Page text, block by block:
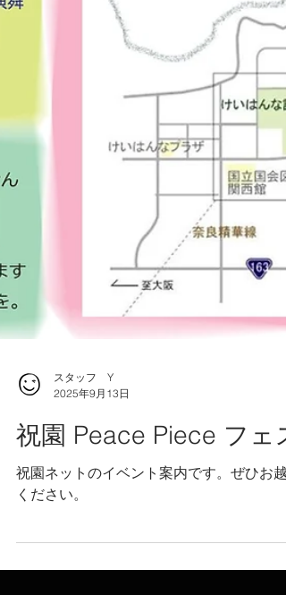
スタッフ Y
祝園 Peace Piece フェス